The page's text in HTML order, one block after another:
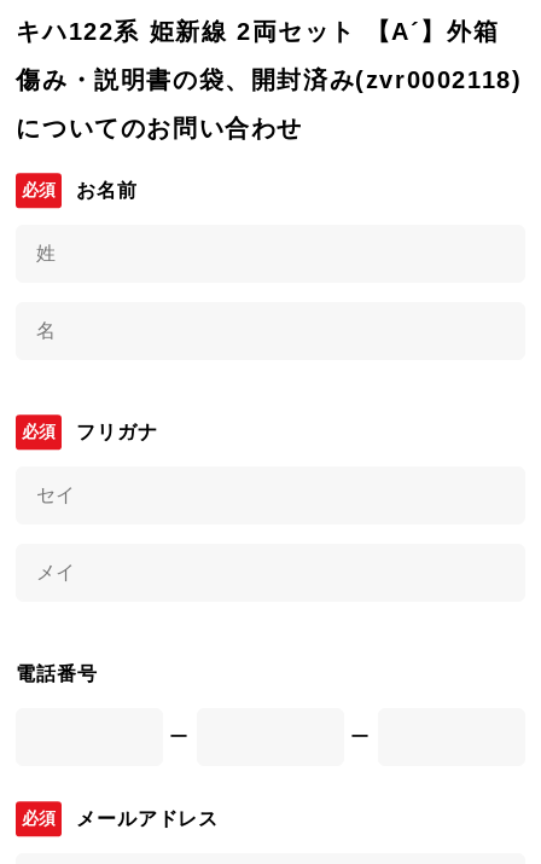
キハ122系 姫新線 2両セット 【A´】外箱
傷み・説明書の袋、開封済み(zvr0002118)
についてのお問い合わせ
お名前
フリガナ
電話番号
ー ー
メールアドレス